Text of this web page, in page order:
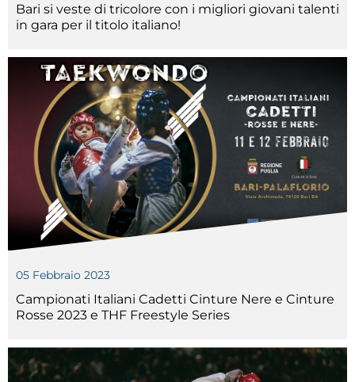
Bari si veste di tricolore con i migliori giovani talenti
in gara per il titolo italiano!
05 Febbraio 2023
Campionati Italiani Cadetti Cinture Nere e Cinture
Rosse 2023 e THF Freestyle Series